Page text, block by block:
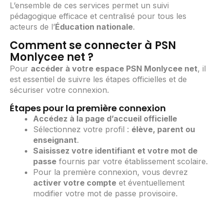
L’ensemble de ces services permet un suivi
pédagogique efficace et centralisé pour tous les
acteurs de l’Éducation nationale.
Comment se connecter à PSN
Monlycee net ?
Pour accéder à votre espace PSN Monlycee net, il
est essentiel de suivre les étapes officielles et de
sécuriser votre connexion.
Étapes pour la première connexion
Accédez à la page d’accueil officielle
Sélectionnez votre profil : élève, parent ou
enseignant.
Saisissez votre identifiant et votre mot de
passe fournis par votre établissement scolaire.
Pour la première connexion, vous devrez
activer votre compte et éventuellement
modifier votre mot de passe provisoire.